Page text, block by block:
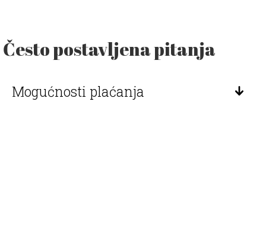
Često postavljena pitanja
Mogućnosti plaćanja